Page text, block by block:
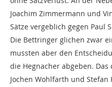
Joachim Zimmermann und
Sätze vergeblich gegen Paul
Die Bettringer glichen zwar
mussten aber den
die Hegnacher abgeben.
Jochen Wohlfarth und